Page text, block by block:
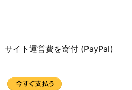
サイト運営費を寄付 (PayPal)